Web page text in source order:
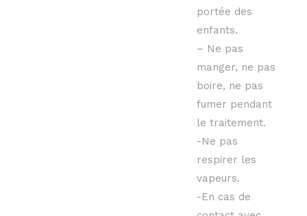
portée des
enfants.
– Ne pas
manger, ne pas
boire, ne pas
fumer pendant
le traitement.
-Ne pas
respirer les
vapeurs.
-En cas de